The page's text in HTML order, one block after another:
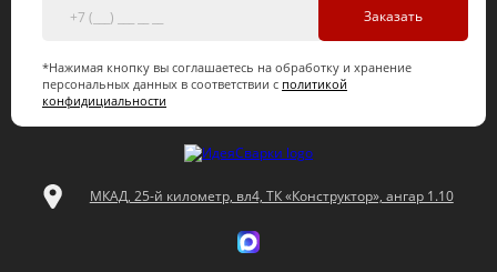
Заказать
*Нажимая кнопку вы соглашаетесь на обработку и хранение
персональных данных в соответствии с политикой
конфидициальности
МКАД, 25-й километр, вл4, ТК «Конструктор», ангар 1.10